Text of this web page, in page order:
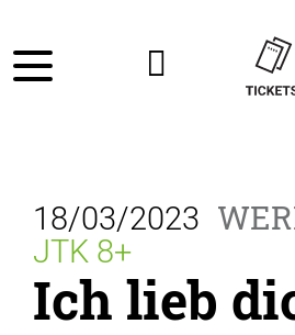
18/03/2023
JTK 8+
Ich lieb